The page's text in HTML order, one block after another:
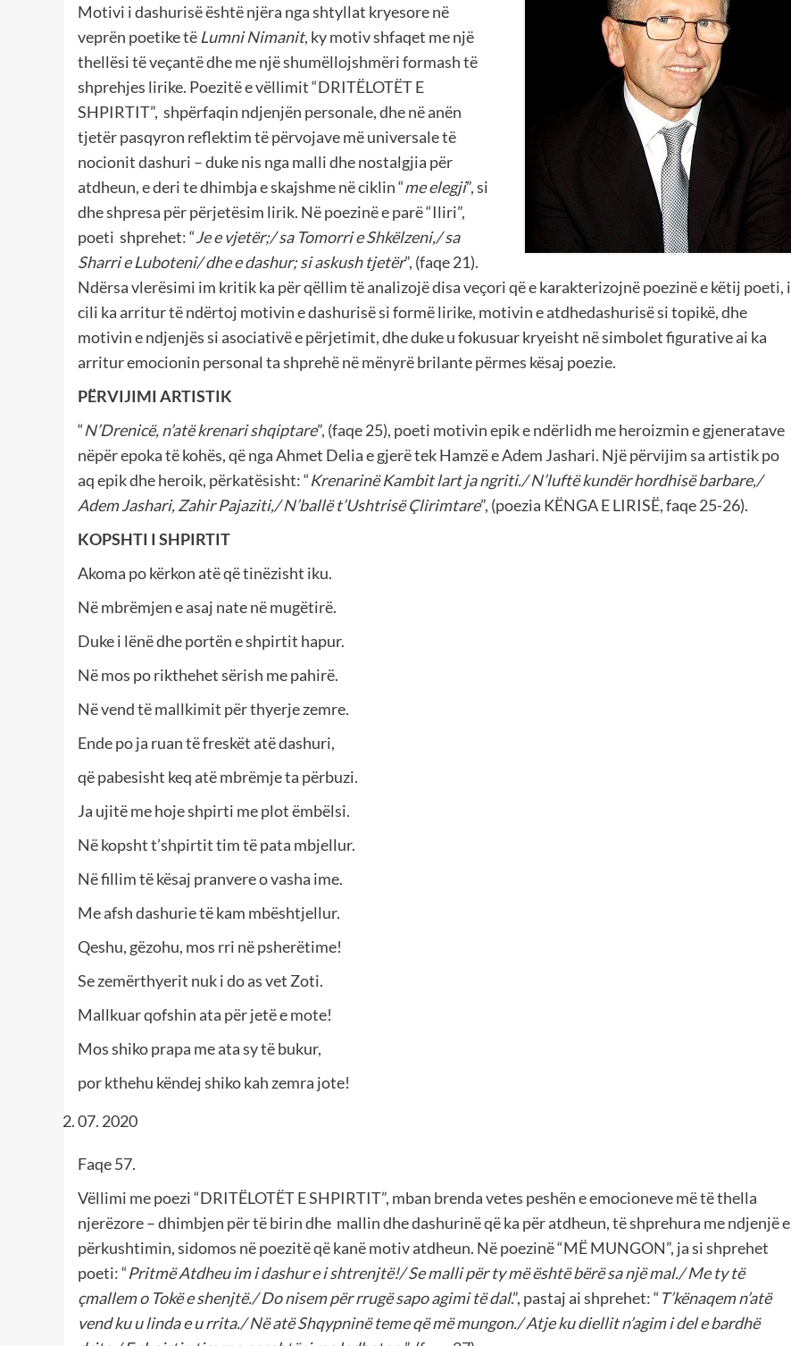
Motivi i dashurisë është njëra nga shtyllat kryesore në
veprën poetike të Lumni Nimanit, ky motiv shfaqet me një
thellësi të veçantë dhe me një shumëllojshmëri formash të
shprehjes lirike. Poezitë e vëllimit “DRITËLOTËT E
SHPIRTIT”, shpërfaqin ndjenjën personale, dhe në anën
tjetër pasqyron reflektim të përvojave më universale të
nocionit dashuri – duke nis nga malli dhe nostalgjia për
atdheun, e deri te dhimbja e skajshme në ciklin “me elegji”, si
dhe shpresa për përjetësim lirik. Në poezinë e parë “Iliri”,
poeti shprehet: “Je e vjetër;/ sa Tomorri e Shkëlzeni,/ sa
Sharri e Luboteni/ dhe e dashur; si askush tjetër”, (faqe 21).
Ndërsa vlerësimi im kritik ka për qëllim të analizojë disa veçori që e karakterizojnë poezinë e këtij poeti, i
cili ka arritur të ndërtoj motivin e dashurisë si formë lirike, motivin e atdhedashurisë si topikë, dhe
motivin e ndjenjës si asociativë e përjetimit, dhe duke u fokusuar kryeisht në simbolet figurative ai ka
arritur emocionin personal ta shprehë në mënyrë brilante përmes kësaj poezie.
PËRVIJIMI ARTISTIK
“N’Drenicë, n’atë krenari shqiptare”, (faqe 25), poeti motivin epik e ndërlidh me heroizmin e gjeneratave
nëpër epoka të kohës, që nga Ahmet Delia e gjerë tek Hamzë e Adem Jashari. Një përvijim sa artistik po
aq epik dhe heroik, përkatësisht: “Krenarinë Kambit lart ja ngriti./ N’luftë kundër hordhisë barbare,/
Adem Jashari, Zahir Pajaziti,/ N’ballë t’Ushtrisë Çlirimtare”, (poezia KËNGA E LIRISË, faqe 25-26).
KOPSHTI I SHPIRTIT
Akoma po kërkon atë që tinëzisht iku.
Në mbrëmjen e asaj nate në mugëtirë.
Duke i lënë dhe portën e shpirtit hapur.
Në mos po rikthehet sërish me pahirë.
Në vend të mallkimit për thyerje zemre.
Ende po ja ruan të freskët atë dashuri,
që pabesisht keq atë mbrëmje ta përbuzi.
Ja ujitë me hoje shpirti me plot ëmbëlsi.
Në kopsht t’shpirtit tim të pata mbjellur.
Në fillim të kësaj pranvere o vasha ime.
Me afsh dashurie të kam mbështjellur.
Qeshu, gëzohu, mos rri në psherëtime!
Se zemërthyerit nuk i do as vet Zoti.
Mallkuar qofshin ata për jetë e mote!
Mos shiko prapa me ata sy të bukur,
por kthehu këndej shiko kah zemra jote!
07. 2020
Faqe 57.
Vëllimi me poezi “DRITËLOTËT E SHPIRTIT”, mban brenda vetes peshën e emocioneve më të thella
njerëzore – dhimbjen për të birin dhe mallin dhe dashurinë që ka për atdheun, të shprehura me ndjenjë e
përkushtimin, sidomos në poezitë që kanë motiv atdheun. Në poezinë “MË MUNGON”, ja si shprehet
poeti: “Pritmë Atdheu im i dashur e i shtrenjtë!/ Se malli për ty më është bërë sa një mal./ Me ty të
çmallem o Tokë e shenjtë./ Do nisem për rrugë sapo agimi të dal.”, pastaj ai shprehet: “T’kënaqem n’atë
vend ku u linda e u rrita./ Në atë Shqypninë teme që më mungon./ Atje ku diellit n’agim i del e bardhë